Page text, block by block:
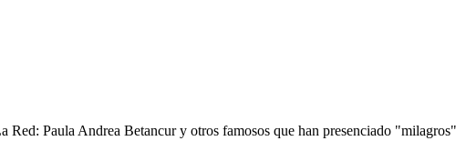
Red: Paula Andrea Betancur y otros famosos que han presenciado "milagros"